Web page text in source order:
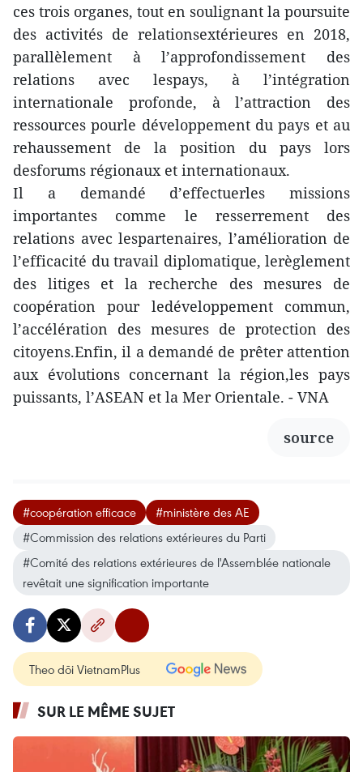
ces trois organes, tout en soulignant la poursuite
des activités de relationsextérieures en 2018,
parallèlement à l’approfondissement des
relations avec lespays, à l’intégration
internationale profonde, à l’attraction des
ressources pourle développement du pays et au
rehaussement de la position du pays lors
desforums régionaux et internationaux.
Il a demandé d’effectuerles missions
importantes comme le resserrement des
relations avec lespartenaires, l’amélioration de
l’efficacité du travail diplomatique, lerèglement
des litiges et la recherche des mesures de
coopération pour ledéveloppement commun,
l’accélération des mesures de protection des
citoyens.Enfin, il a demandé de prêter attention
aux évolutions concernant la région,les pays
puissants, l’ASEAN et la Mer Orientale. - VNA
source
#coopération efficace
#ministère des AE
#Commission des relations extérieures du Parti
#Comité des relations extérieures de l'Assemblée nationale
revêtait une signification importante
Theo dõi VietnamPlus
SUR LE MÊME SUJET